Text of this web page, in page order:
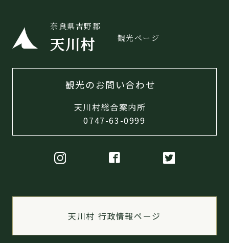
奈良県吉野郡
天川村 観光ページ
観光のお問い合わせ
天川村総合案内所
0747-63-0999
天川村 行政情報ページ